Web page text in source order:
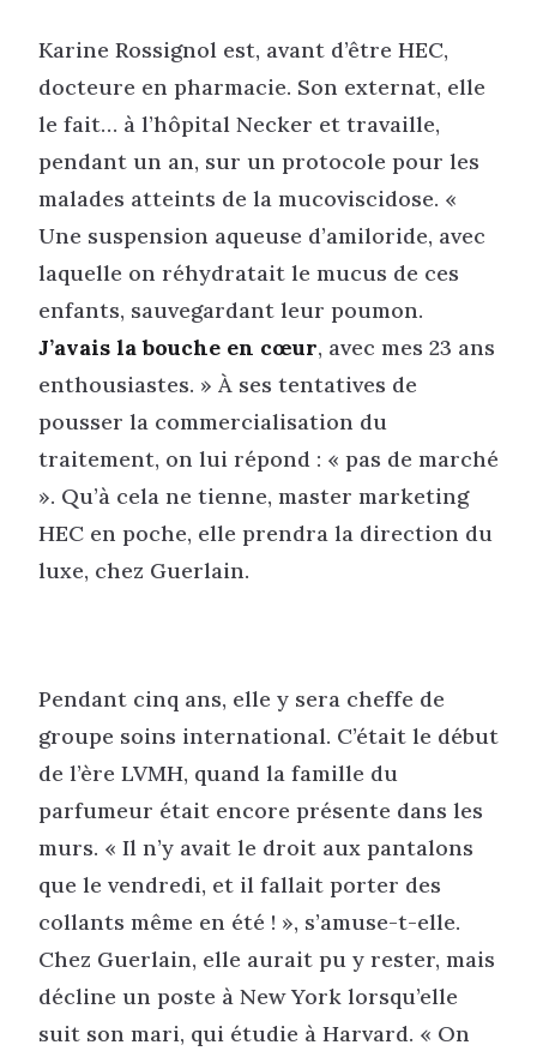
Karine Rossignol est, avant d’être HEC,
docteure en pharmacie. Son externat, elle
le fait… à l’hôpital Necker et travaille,
pendant un an, sur un protocole pour les
malades atteints de la mucoviscidose. «
Une suspension aqueuse d’amiloride, avec
laquelle on réhydratait le mucus de ces
enfants, sauvegardant leur poumon.
J’avais la bouche en cœur, avec mes 23 ans
enthousiastes. » À ses tentatives de
pousser la commercialisation du
traitement, on lui répond : « pas de marché
». Qu’à cela ne tienne, master marketing
HEC en poche, elle prendra la direction du
luxe, chez Guerlain.
Pendant cinq ans, elle y sera cheffe de
groupe soins international. C’était le début
de l’ère LVMH, quand la famille du
parfumeur était encore présente dans les
murs. « Il n’y avait le droit aux pantalons
que le vendredi, et il fallait porter des
collants même en été ! », s’amuse-t-elle.
Chez Guerlain, elle aurait pu y rester, mais
décline un poste à New York lorsqu’elle
suit son mari, qui étudie à Harvard. « On